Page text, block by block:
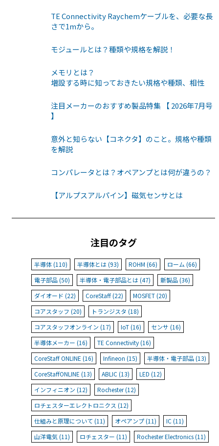
TE Connectivity Raychemケーブルを、必要な長
さで1mから。
モジュールとは？種類や規格を解説！
メモリとは？
増設する時に知っておきたい規格や種類、相性
注目メーカーのおすすめ製品特集 【 2026年7月号
】
意外と知らない【コネクタ】のこと。規格や種類
を解説
コンパレータとは？オペアンプとは何が違うの？
【アルプスアルパイン】磁気センサとは
注目のタグ
半導体 (110) 半導体とは (93) ROHM (66)
ローム (66)
電子部品 (50)
半導体・電子部品とは (47)
新製品 (36)
ダイオード (22)
CoreStaff (22)
MOSFET (20)
コアスタッフ (20)
トランジスタ (18)
コアスタッフオンライン (17)
IoT (16)
センサ (16)
半導体メーカー (16)
TE Connectivity (16)
CoreStaff ONLINE (16)
Infineon (15)
半導体・電子部品 (13)
CoreStaffONLINE (13)
ABLIC (13)
LED (12)
インフィニオン (12)
Rochester (12)
ロチェスターエレクトロニクス (12)
仕組みと原理について (11)
オペアンプ (11)
IC (11)
山洋電気 (11)
ロチェスター (11)
Rochester Electronics (11)